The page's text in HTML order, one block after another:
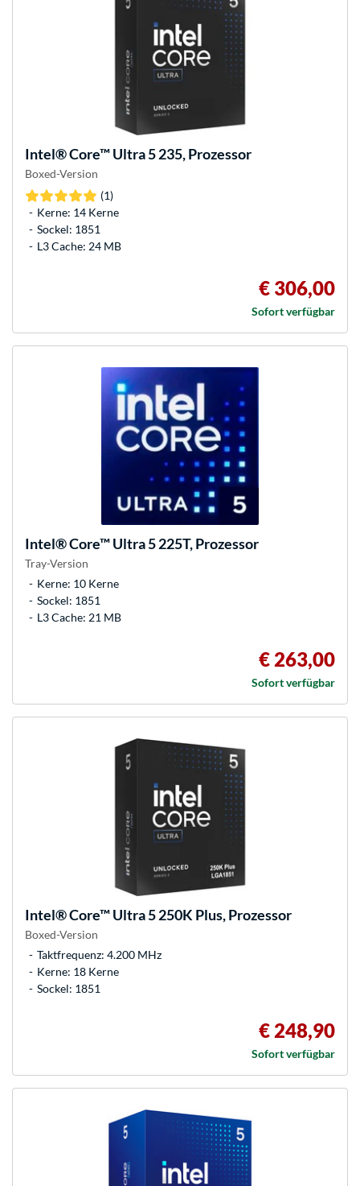
Intel®Core™ Ultra 5 235, Prozessor
Boxed-Version
(1)
Kerne: 14 Kerne
Sockel: 1851
L3 Cache: 24 MB
€ 306,00
Sofort verfügbar
Intel®Core™ Ultra 5 225T, Prozessor
Tray-Version
Kerne: 10 Kerne
Sockel: 1851
L3 Cache: 21 MB
€ 263,00
Sofort verfügbar
Intel®Core™ Ultra 5 250K Plus, Prozessor
Boxed-Version
Taktfrequenz: 4.200 MHz
Kerne: 18 Kerne
Sockel: 1851
€ 248,90
Sofort verfügbar